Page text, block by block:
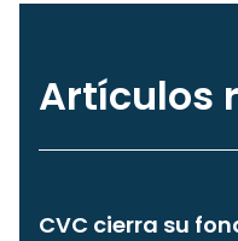
Artículos
CVC cierra su